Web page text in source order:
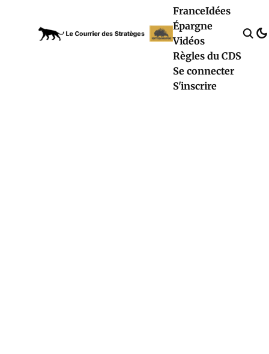
FranceIdées
Épargne
Vidéos
Règles du CDS
Se connecter
S'inscrire